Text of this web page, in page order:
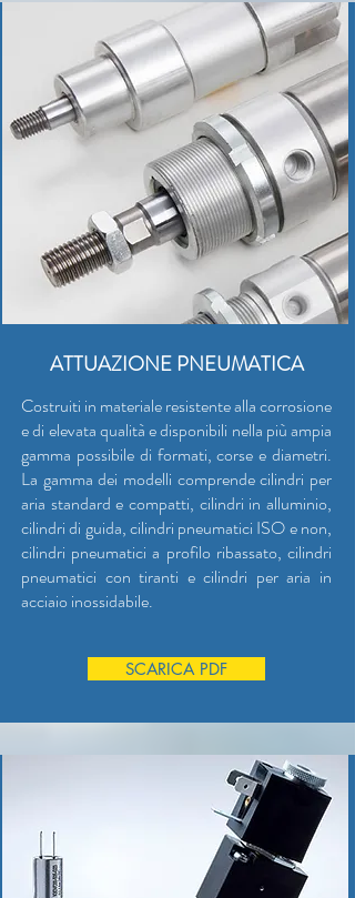
ATTUAZIONE PNEUMATICA
Costruiti in materiale resistente alla corrosione
e di elevata qualità e disponibili nella più ampia
gamma possibile di formati, corse e diametri.
La gamma dei modelli comprende cilindri per
aria standard e compatti, cilindri in alluminio,
cilindri di guida, cilindri pneumatici ISO e non,
cilindri pneumatici a profilo ribassato, cilindri
pneumatici con tiranti e cilindri per aria in
acciaio inossidabile.
SCARICA PDF